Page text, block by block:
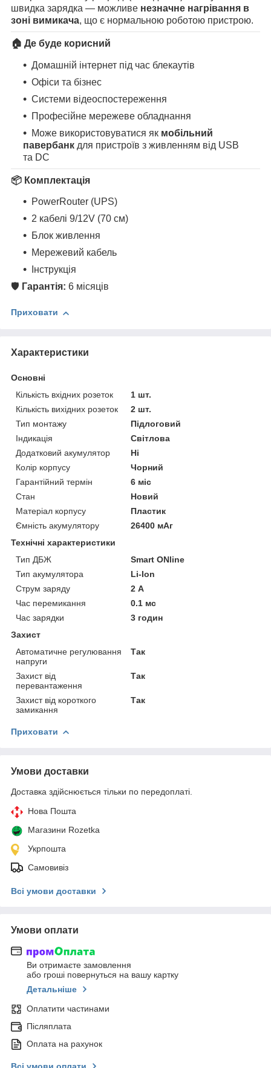
швидка зарядка — можливе незначне нагрівання в
зоні вимикача, що є нормальною роботою пристрою.
🏠 Де буде корисний
Домашній інтернет під час блекаутів
Офіси та бізнес
Системи відеоспостереження
Професійне мережеве обладнання
Може використовуватися як мобільний
павербанк для пристроїв з живленням від USB
та DC
📦 Комплектація
PowerRouter (UPS)
2 кабелі 9/12V (70 см)
Блок живлення
Мережевий кабель
Інструкція
🛡 Гарантія: 6 місяців
Приховати
Характеристики
Основні
Кількість вхідних розеток
1 шт.
Кількість вихідних розеток
2 шт.
Тип монтажу
Підлоговий
Індикація
Світлова
Додатковий акумулятор
Ні
Колір корпусу
Чорний
Гарантійний термін
6 міс
Стан
Новий
Матеріал корпусу
Пластик
Ємність акумулятору
26400 мАг
Технічні характеристики
Тип ДБЖ
Smart ONline
Тип акумулятора
Li-Ion
Струм заряду
2 А
Час перемикання
0.1 мс
Час зарядки
3 годин
Захист
Автоматичне регулювання
напруги
Так
Захист від
перевантаження
Так
Захист від короткого
замикання
Так
Приховати
Умови доставки
Доставка здійснюється тільки по передоплаті.
Нова Пошта
Магазини Rozetka
Укрпошта
Самовивіз
Всі умови доставки
Умови оплати
Ви отримаєте замовлення
або гроші повернуться на вашу картку
Детальніше
Оплатити частинами
Післяплата
Оплата на рахунок